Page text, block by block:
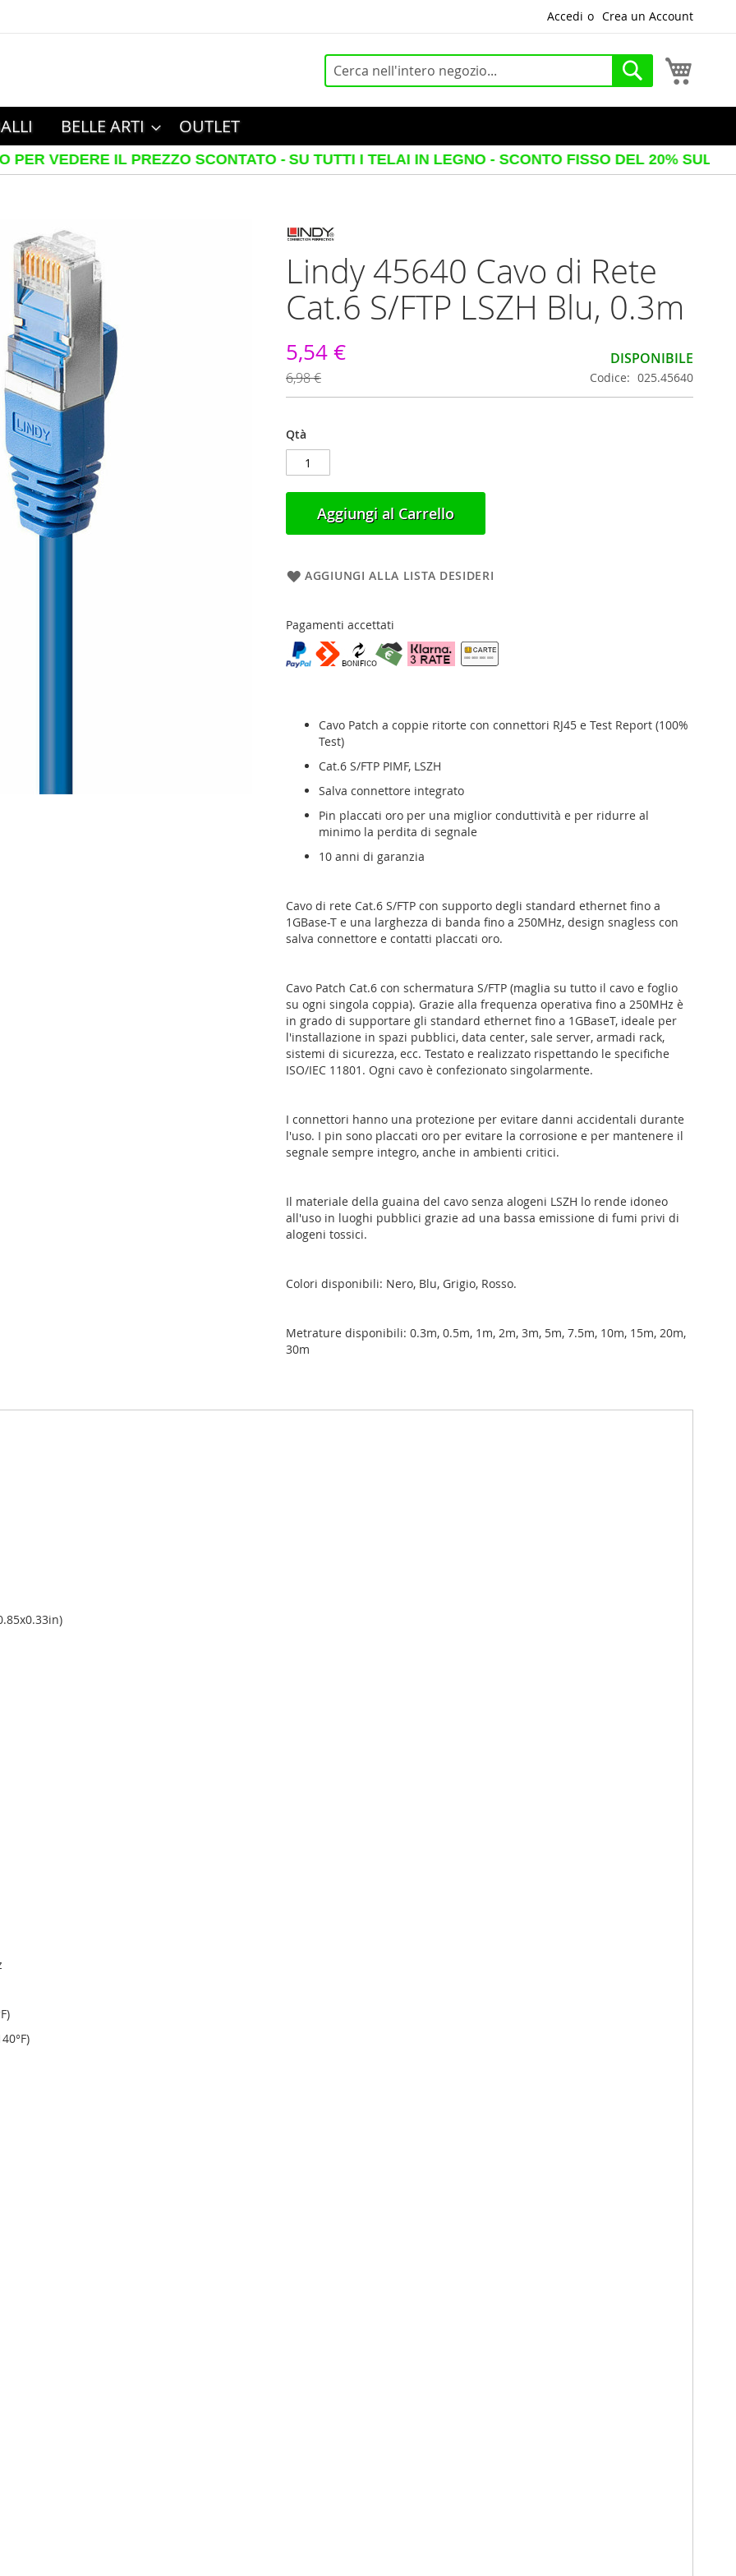
Accedi Crea un Account
Cerca
Cerca
BELLE ARTI OUTLET
IL PREZZO SCONTATO - SU TUTTI I TELAI IN LEGNO - SCONTO FISSO DEL 20% SUL PREZZO
Lindy 45640 Cavo di Rete
Cat.6 S/FTP LSZH Blu, 0.3m
5,54 €
6,98 €
DISPONIBILE
Codice 025.45640
Qtà
Aggiungi al Carrello
AGGIUNGI ALLA LISTA DESIDERI
Pagamenti accettati
Cavo Patch a coppie ritorte con connettori RJ45 e Test Report (100%
Test)
Cat.6 S/FTP PIMF, LSZH
Salva connettore integrato
Pin placcati oro per una miglior conduttività e per ridurre al
minimo la perdita di segnale
10 anni di garanzia
Cavo di rete Cat.6 S/FTP con supporto degli standard ethernet fino a
1GBase-T e una larghezza di banda fino a 250MHz, design snagless con
salva connettore e contatti placcati oro.
Cavo Patch Cat.6 con schermatura S/FTP (maglia su tutto il cavo e foglio
su ogni singola coppia). Grazie alla frequenza operativa fino a 250MHz è
in grado di supportare gli standard ethernet fino a 1GBaseT, ideale per
l'installazione in spazi pubblici, data center, sale server, armadi rack,
sistemi di sicurezza, ecc. Testato e realizzato rispettando le specifiche
ISO/IEC 11801. Ogni cavo è confezionato singolarmente.
I connettori hanno una protezione per evitare danni accidentali durante
l'uso. I pin sono placcati oro per evitare la corrosione e per mantenere il
segnale sempre integro, anche in ambienti critici.
Il materiale della guaina del cavo senza alogeni LSZH lo rende idoneo
all'uso in luoghi pubblici grazie ad una bassa emissione di fumi privi di
alogeni tossici.
Colori disponibili: Nero, Blu, Grigio, Rosso.
Metrature disponibili: 0.3m, 0.5m, 1m, 2m, 3m, 5m, 7.5m, 10m, 15m, 20m,
30m